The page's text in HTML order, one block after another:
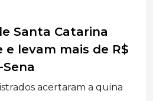
Santa Catarina
levam mais de R$
acertaram a quina